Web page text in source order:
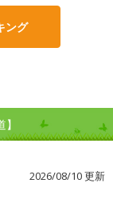
ング
2026/08/10 更新